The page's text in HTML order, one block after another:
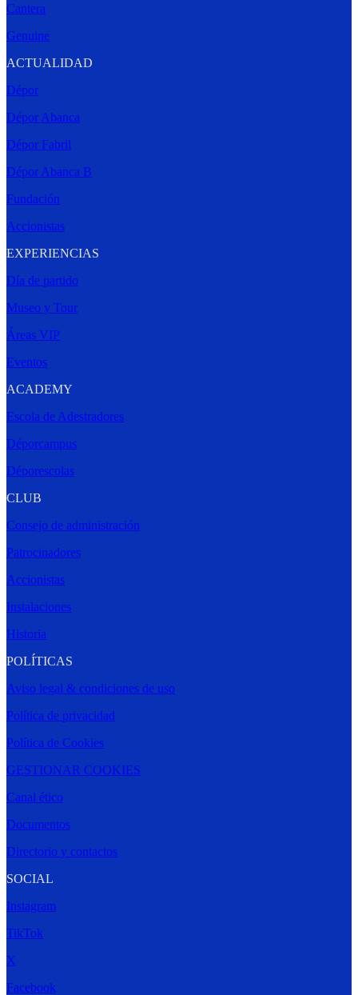
Cantera
Genuine
ACTUALIDAD
Dépor
Dépor Abanca
Dépor Fabril
Dépor Abanca B
Fundación
Accionistas
EXPERIENCIAS
Día de partido
Museo y Tour
Áreas VIP
Eventos
ACADEMY
Escola de Adestradores
Déporcampus
Déporescolas
CLUB
Consejo de administración
Patrocinadores
Accionistas
Instalaciones
Historia
POLÍTICAS
Aviso legal & condiciones de uso
Política de privacidad
Política de Cookies
GESTIONAR COOKIES
Canal ético
Documentos
Directorio y contactos
SOCIAL
Instagram
TikTok
X
Facebook